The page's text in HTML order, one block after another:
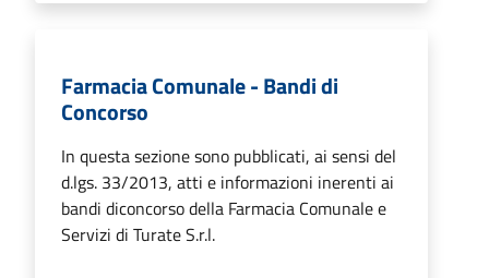
Farmacia Comunale - Bandi di
Concorso
In questa sezione sono pubblicati, ai sensi del
d.lgs. 33/2013, atti e informazioni inerenti ai
bandi diconcorso della Farmacia Comunale e
Servizi di Turate S.r.l.